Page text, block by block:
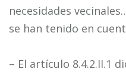
necesidades
se han tenido en
– El artículo 8.4.2.II.1